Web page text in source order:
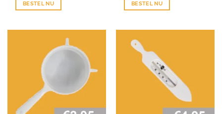
BESTEL NU BESTEL NU